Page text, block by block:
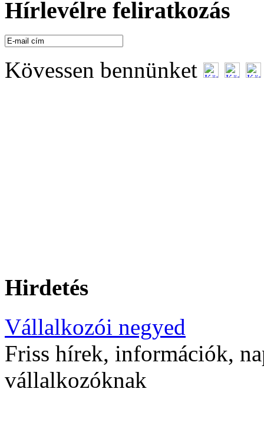
Hírlevélre feliratkozás
Kövessen bennünket
Hirdetés
Vállalkozói negyed
Friss hírek, információk,
vállalkozóknak